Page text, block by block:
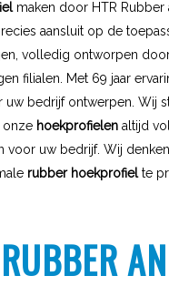
maken door HTR Rubber
aansluit op de
volledig ontworpen
filialen. Met 69 jaar
bedrijf ontwerpen. Wij
onze hoekprofielen altijd
voor uw bedrijf. Wij
rubber hoekprofielte